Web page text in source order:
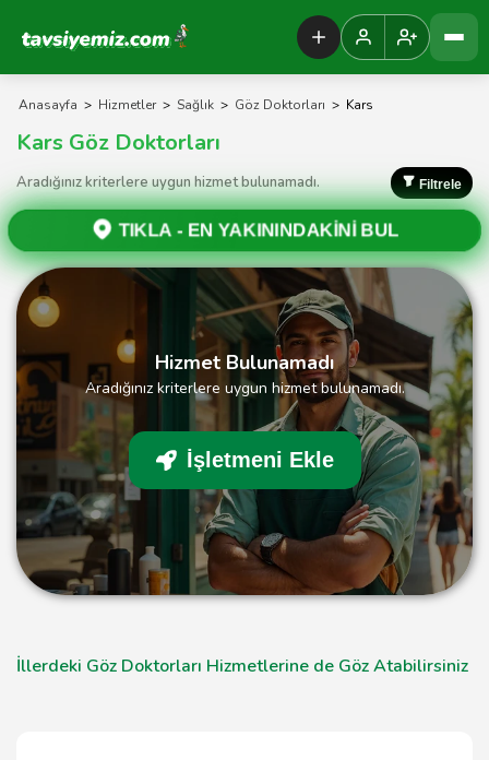
Tavsiyemiz Anasayfa
Anasayfa > Hizmetler > Sağlık > Göz Doktorları > Kars
Kars Göz Doktorları
Aradığınız kriterlere uygun hizmet bulunamadı. Filtrele
TIKLA -EN YAKININDAKİNİ BUL
Hizmet Bulunamadı
Aradığınız kriterlere uygun hizmet bulunamadı.
İşletmeni Ekle
İllerdeki Göz Doktorları Hizmetlerine de Göz Atabilirsiniz